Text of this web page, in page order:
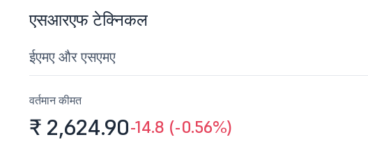
एसआरएफ टेक्निकल
ईएमए और एसएमए
वर्तमान कीमत
₹ 2,624.90-14.8 (-0.56%)